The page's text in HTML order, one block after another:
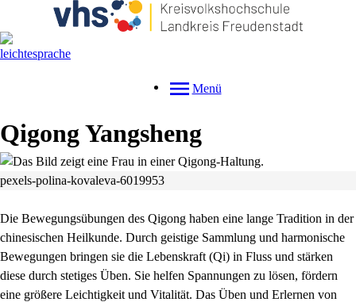
Menü
Qigong Yangsheng
pexels-polina-kovaleva-6019953
Die Bewegungsübungen des Qigong haben eine lange Tradition in der
chinesischen Heilkunde. Durch geistige Sammlung und harmonische
Bewegungen bringen sie die Lebenskraft (Qi) in Fluss und stärken
diese durch stetiges Üben. Sie helfen Spannungen zu lösen, fördern
eine größere Leichtigkeit und Vitalität. Das Üben und Erlernen von